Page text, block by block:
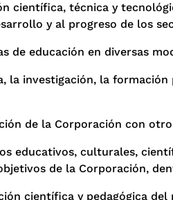
científica, técnica y
y al progreso de los
de educación en diversas
la investigación, la
de la Corporación con
educativos, culturales,
de la Corporación,
científica y pedagógica